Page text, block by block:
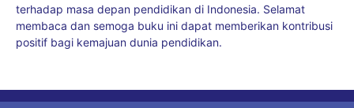
terhadap masa depan pendidikan di Indonesia. Selamat
membaca dan semoga buku ini dapat memberikan kontribusi
positif bagi kemajuan dunia pendidikan.